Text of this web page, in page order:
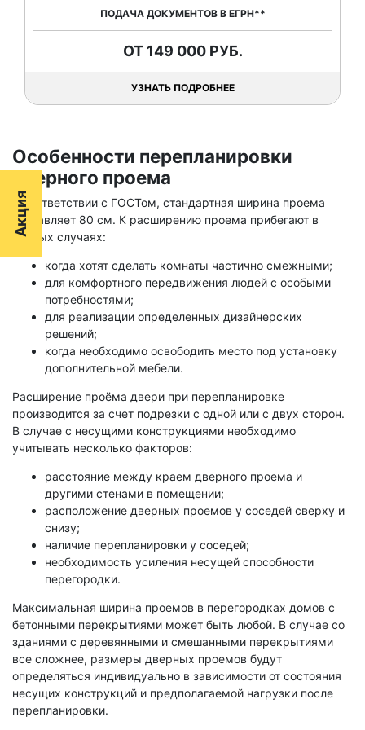
ПОДАЧА ДОКУМЕНТОВ В ЕГРН**
ОТ 149 000 РУБ.
УЗНАТЬ ПОДРОБНЕЕ
Особенности перепланировки
дверного проема
В соответствии с ГОСТом, стандартная ширина проема
составляет 80 см. К расширению проема прибегают в
разных случаях:
когда хотят сделать комнаты частично смежными;
для комфортного передвижения людей с особыми
потребностями;
для реализации определенных дизайнерских
решений;
когда необходимо освободить место под установку
дополнительной мебели.
Расширение проёма двери при перепланировке
производится за счет подрезки с одной или с двух сторон.
В случае с несущими конструкциями необходимо
учитывать несколько факторов:
расстояние между краем дверного проема и
другими стенами в помещении;
расположение дверных проемов у соседей сверху и
снизу;
наличие перепланировки у соседей;
необходимость усиления несущей способности
перегородки.
Максимальная ширина проемов в перегородках домов с
бетонными перекрытиями может быть любой. В случае со
зданиями с деревянными и смешанными перекрытиями
все сложнее, размеры дверных проемов будут
определяться индивидуально в зависимости от состояния
несущих конструкций и предполагаемой нагрузки после
перепланировки.
Акция